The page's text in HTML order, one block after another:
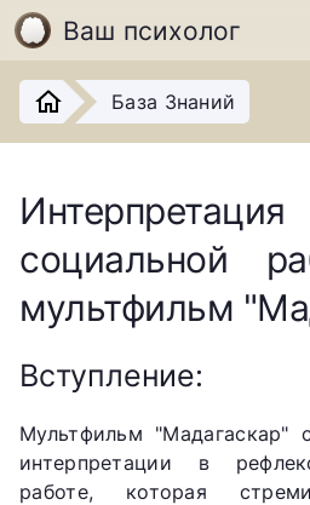
Ваш психолог
База Знаний
социальной
мультфильм
Вступление:
Мультфильм "Мадагаскар"
интерпретации в
работе, которая